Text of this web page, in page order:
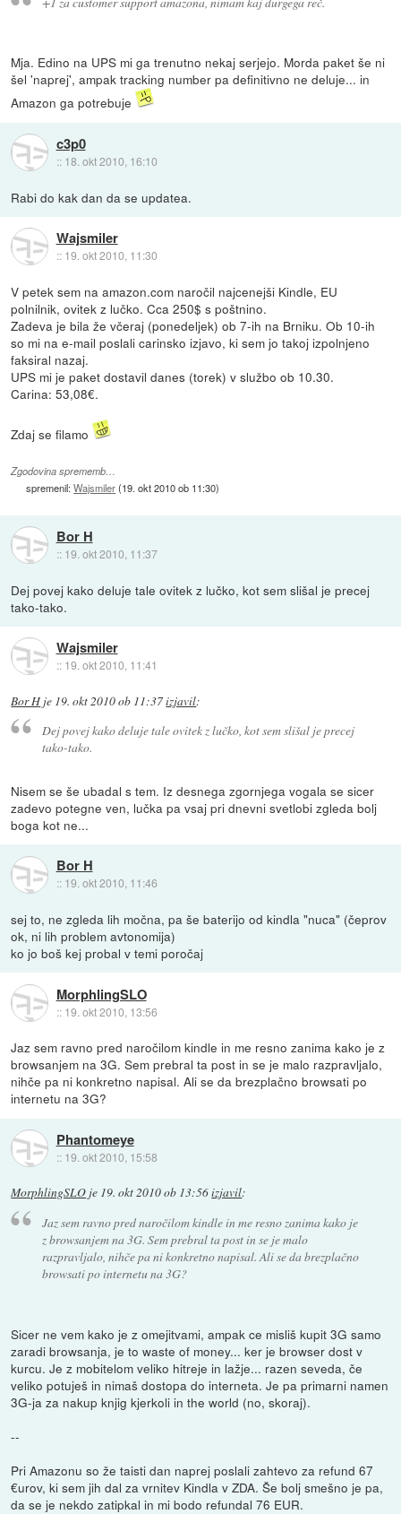
Mja. Edino na UPS mi ga trenutno nekaj serjejo. Morda paket še ni
šel 'naprej', ampak tracking number pa definitivno ne deluje... in
Amazon ga potrebuje
c3p0
:: 18. okt 2010, 16:10
Rabi do kak dan da se updatea.
Wajsmiler
:: 19. okt 2010, 11:30
V petek sem na amazon.com naročil najcenejši Kindle, EU
polnilnik, ovitek z lučko. Cca 250$ s poštnino.
Zadeva je bila že včeraj (ponedeljek) ob 7-ih na Brniku. Ob 10-ih
so mi na e-mail poslali carinsko izjavo, ki sem jo takoj izpolnjeno
faksiral nazaj.
UPS mi je paket dostavil danes (torek) v službo ob 10.30.
Carina: 53,08€.
Zdaj se filamo
Zgodovina sprememb…
spremenil:Wajsmiler(19. okt 2010 ob 11:30)
Bor H
:: 19. okt 2010, 11:37
Dej povej kako deluje tale ovitek z lučko, kot sem slišal je precej
tako-tako.
Wajsmiler
:: 19. okt 2010, 11:41
Bor H je 19. okt 2010 ob 11:37izjavil:
Dej povej kako deluje tale ovitek z lučko, kot sem slišal je precej
tako-tako.
Nisem se še ubadal s tem. Iz desnega zgornjega vogala se sicer
zadevo potegne ven, lučka pa vsaj pri dnevni svetlobi zgleda bolj
boga kot ne...
Bor H
:: 19. okt 2010, 11:46
sej to, ne zgleda lih močna, pa še baterijo od kindla "nuca" (čeprov
ok, ni lih problem avtonomija)
ko jo boš kej probal v temi poročaj
MorphlingSLO
:: 19. okt 2010, 13:56
Jaz sem ravno pred naročilom kindle in me resno zanima kako je z
browsanjem na 3G. Sem prebral ta post in se je malo razpravljalo,
nihče pa ni konkretno napisal. Ali se da brezplačno browsati po
internetu na 3G?
Phantomeye
:: 19. okt 2010, 15:58
MorphlingSLO je 19. okt 2010 ob 13:56izjavil:
Jaz sem ravno pred naročilom kindle in me resno zanima kako je
z browsanjem na 3G. Sem prebral ta post in se je malo
razpravljalo, nihče pa ni konkretno napisal. Ali se da brezplačno
browsati po internetu na 3G?
Sicer ne vem kako je z omejitvami, ampak ce misliš kupit 3G samo
zaradi browsanja, je to waste of money... ker je browser dost v
kurcu. Je z mobitelom veliko hitreje in lažje... razen seveda, če
veliko potuješ in nimaš dostopa do interneta. Je pa primarni namen
3G-ja za nakup knjig kjerkoli in the world (no, skoraj).
--
Pri Amazonu so že taisti dan naprej poslali zahtevo za refund 67
€urov, ki sem jih dal za vrnitev Kindla v ZDA. Še bolj smešno je pa,
da se je nekdo zatipkal in mi bodo refundal 76 EUR.